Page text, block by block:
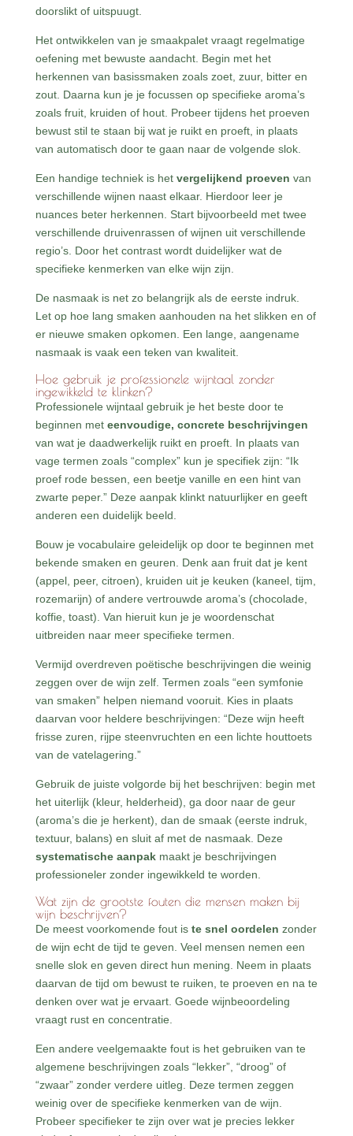
doorslikt of uitspuugt.
Het ontwikkelen van je smaakpalet vraagt regelmatige
oefening met bewuste aandacht. Begin met het
herkennen van basissmaken zoals zoet, zuur, bitter en
zout. Daarna kun je je focussen op specifieke aroma’s
zoals fruit, kruiden of hout. Probeer tijdens het proeven
bewust stil te staan bij wat je ruikt en proeft, in plaats
van automatisch door te gaan naar de volgende slok.
Een handige techniek is het vergelijkend proeven van
verschillende wijnen naast elkaar. Hierdoor leer je
nuances beter herkennen. Start bijvoorbeeld met twee
verschillende druivenrassen of wijnen uit verschillende
regio’s. Door het contrast wordt duidelijker wat de
specifieke kenmerken van elke wijn zijn.
De nasmaak is net zo belangrijk als de eerste indruk.
Let op hoe lang smaken aanhouden na het slikken en of
er nieuwe smaken opkomen. Een lange, aangename
nasmaak is vaak een teken van kwaliteit.
Hoe gebruik je professionele wijntaal zonder
ingewikkeld te klinken?
Professionele wijntaal gebruik je het beste door te
beginnen met eenvoudige, concrete beschrijvingen
van wat je daadwerkelijk ruikt en proeft. In plaats van
vage termen zoals “complex” kun je specifiek zijn: “Ik
proef rode bessen, een beetje vanille en een hint van
zwarte peper.” Deze aanpak klinkt natuurlijker en geeft
anderen een duidelijk beeld.
Bouw je vocabulaire geleidelijk op door te beginnen met
bekende smaken en geuren. Denk aan fruit dat je kent
(appel, peer, citroen), kruiden uit je keuken (kaneel, tijm,
rozemarijn) of andere vertrouwde aroma’s (chocolade,
koffie, toast). Van hieruit kun je je woordenschat
uitbreiden naar meer specifieke termen.
Vermijd overdreven poëtische beschrijvingen die weinig
zeggen over de wijn zelf. Termen zoals “een symfonie
van smaken” helpen niemand vooruit. Kies in plaats
daarvan voor heldere beschrijvingen: “Deze wijn heeft
frisse zuren, rijpe steenvruchten en een lichte houttoets
van de vatelagering.”
Gebruik de juiste volgorde bij het beschrijven: begin met
het uiterlijk (kleur, helderheid), ga door naar de geur
(aroma’s die je herkent), dan de smaak (eerste indruk,
textuur, balans) en sluit af met de nasmaak. Deze
systematische aanpakmaakt je beschrijvingen
professioneler zonder ingewikkeld te worden.
Wat zijn de grootste fouten die mensen maken bij
wijn beschrijven?
De meest voorkomende fout is te snel oordelen zonder
de wijn echt de tijd te geven. Veel mensen nemen een
snelle slok en geven direct hun mening. Neem in plaats
daarvan de tijd om bewust te ruiken, te proeven en na te
denken over wat je ervaart. Goede wijnbeoordeling
vraagt rust en concentratie.
Een andere veelgemaakte fout is het gebruiken van te
algemene beschrijvingen zoals “lekker”, “droog” of
“zwaar” zonder verdere uitleg. Deze termen zeggen
weinig over de specifieke kenmerken van de wijn.
Probeer specifieker te zijn over wat je precies lekker